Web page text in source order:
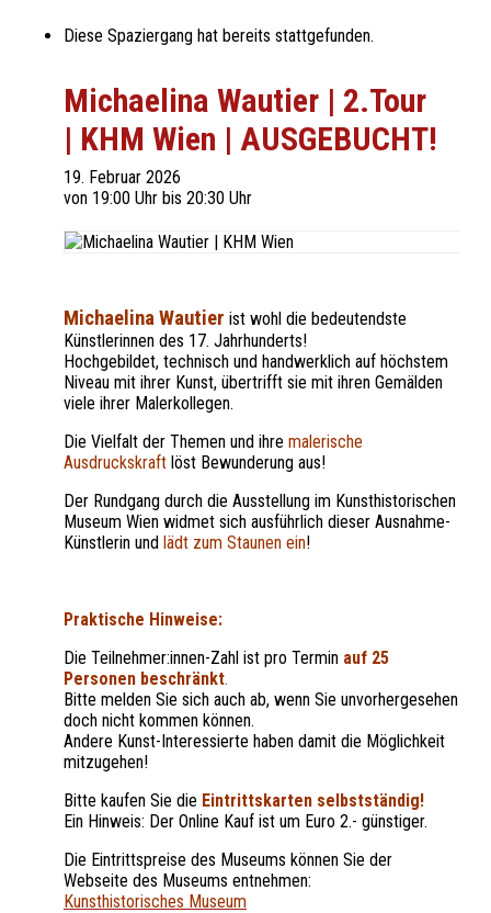
Diese Spaziergang hat bereits stattgefunden.
Michaelina Wautier | 2.Tour
| KHM Wien | AUSGEBUCHT!
19. Februar 2026
von 19:00 Uhr bis 20:30 Uhr
Michaelina Wautier ist wohl die bedeutendste
Künstlerinnen des 17. Jahrhunderts!
Hochgebildet, technisch und handwerklich auf höchstem
Niveau mit ihrer Kunst, übertrifft sie mit ihren Gemälden
viele ihrer Malerkollegen.
Die Vielfalt der Themen und ihre malerische
Ausdruckskraft löst Bewunderung aus!
Der Rundgang durch die Ausstellung im Kunsthistorischen
Museum Wien widmet sich ausführlich dieser Ausnahme-
Künstlerin und lädt zum Staunen ein!
Praktische Hinweise:
Die Teilnehmer:innen-Zahl ist pro Termin auf 25
Personen beschränkt.
Bitte melden Sie sich auch ab, wenn Sie unvorhergesehen
doch nicht kommen können.
Andere Kunst-Interessierte haben damit die Möglichkeit
mitzugehen!
Bitte kaufen Sie die Eintrittskarten selbstständig!
Ein Hinweis: Der Online Kauf ist um Euro 2.- günstiger.
Die Eintrittspreise des Museums können Sie der
Webseite des Museums entnehmen:
Kunsthistorisches Museum